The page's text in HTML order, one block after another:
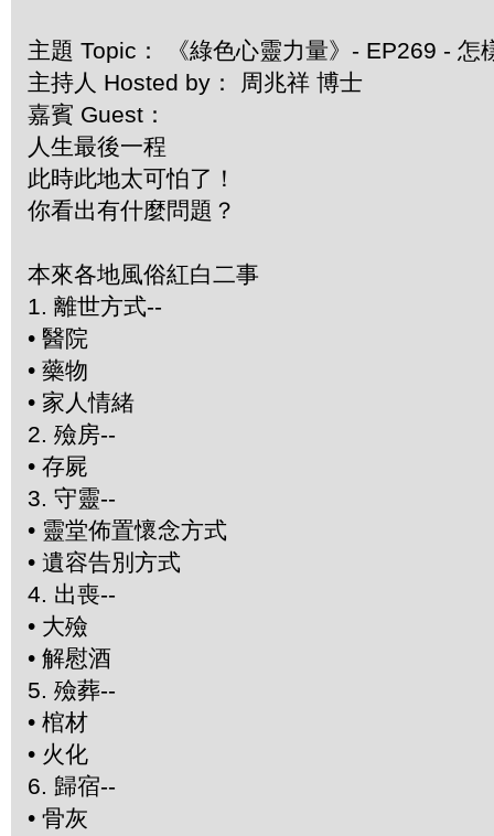
主題 Topic： 《綠色心靈力量》- EP269 - 怎
主持人 Hosted by： 周兆祥 博士
嘉賓 Guest：
人生最後一程
此時此地太可怕了！
你看出有什麼問題？
本來各地風俗紅白二事
1. 離世方式--
• 醫院
• 藥物
• 家人情緒
2. 殮房--
• 存屍
3. 守靈--
• 靈堂佈置懷念方式
• 遺容告別方式
4. 出喪--
• 大殮
• 解慰酒
5. 殮葬--
• 棺材
• 火化
6. 歸宿--
• 骨灰